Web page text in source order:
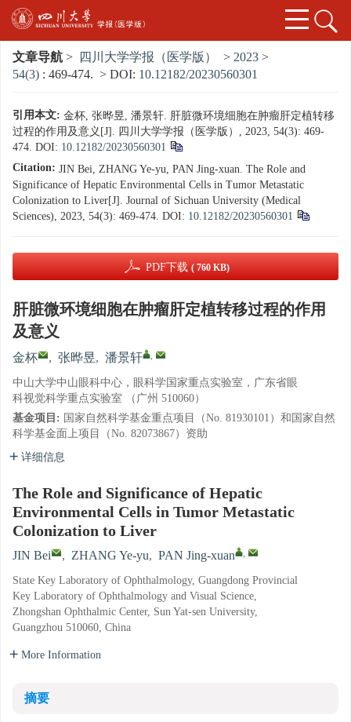
文章导航 > 四川大学学报（医学版） > 2023 >
54(3) : 469-474. > DOI: 10.12182/20230560301
引用本文: 金杯, 张晔昱, 潘景轩. 肝脏微环境细胞在肿瘤肝定植转移
过程的作用及意义[J]. 四川大学学报（医学版）, 2023, 54(3): 469-
474. DOI: 10.12182/20230560301
Citation: JIN Bei, ZHANG Ye-yu, PAN Jing-xuan. The Role and
Significance of Hepatic Environmental Cells in Tumor Metastatic
Colonization to Liver[J]. Journal of Sichuan University (Medical
Sciences), 2023, 54(3): 469-474. DOI: 10.12182/20230560301
PDF下载 ( 760 KB)
肝脏微环境细胞在肿瘤肝定植转移过程的作用
及意义
金杯 , 张晔昱, 潘景轩 ,
中山大学中山眼科中心，眼科学国家重点实验室，广东省眼
科视觉科学重点实验室 （广州 510060）
基金项目: 国家自然科学基金重点项目（No. 81930101）和国家自然
科学基金面上项目（No. 82073867）资助
详细信息
The Role and Significance of Hepatic
Environmental Cells in Tumor Metastatic
Colonization to Liver
JIN Bei , ZHANG Ye-yu, PAN Jing-xuan ,
State Key Laboratory of Ophthalmology, Guangdong Provincial
Key Laboratory of Ophthalmology and Visual Science,
Zhongshan Ophthalmic Center, Sun Yat-sen University,
Guangzhou 510060, China
More Information
摘要